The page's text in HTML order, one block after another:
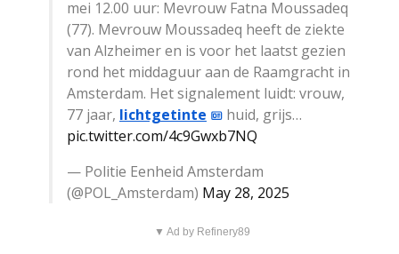
mei 12.00 uur: Mevrouw Fatna Moussadeq
(77). Mevrouw Moussadeq heeft de ziekte
van Alzheimer en is voor het laatst gezien
rond het middaguur aan de Raamgracht in
Amsterdam. Het signalement luidt: vrouw,
77 jaar, lichtgetinte
huid, grijs…
pic.twitter.com/4c9Gwxb7NQ
— Politie Eenheid Amsterdam
(@POL_Amsterdam) May 28, 2025
▼ Ad by Refinery89